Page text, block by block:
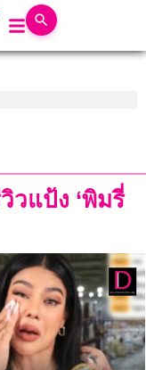
วแป้ง ‘พิมรี่